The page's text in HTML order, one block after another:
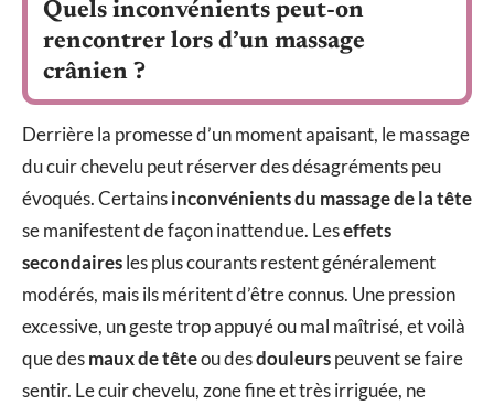
Quels inconvénients peut-on
rencontrer lors d’un massage
crânien ?
Derrière la promesse d’un moment apaisant, le massage
du cuir chevelu peut réserver des désagréments peu
évoqués. Certainsinconvénients du massage de la tête
se manifestent de façon inattendue. Leseffets
secondairesles plus courants restent généralement
modérés, mais ils méritent d’être connus. Une pression
excessive, un geste trop appuyé ou mal maîtrisé, et voilà
que desmaux de têteou desdouleurspeuvent se faire
sentir. Le cuir chevelu, zone fine et très irriguée, ne